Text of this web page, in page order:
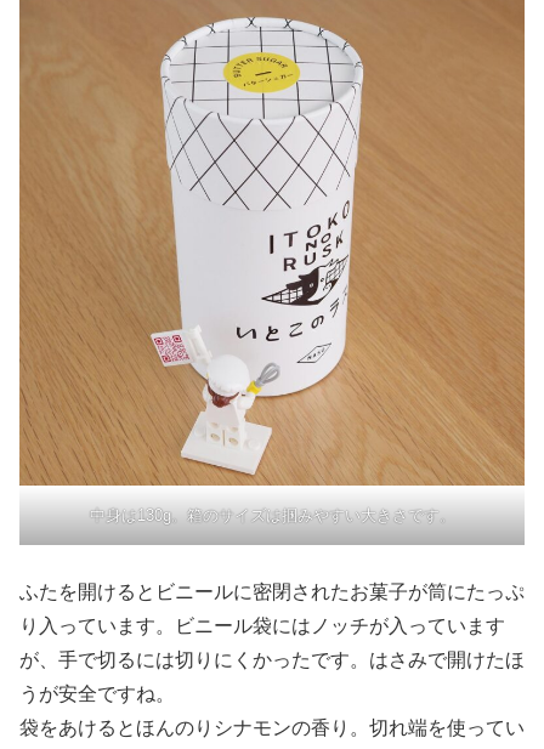
中身は130g。箱のサイズは掴みやすい大きさです。
ふたを開けるとビニールに密閉されたお菓子が筒にたっぷ
り入っています。ビニール袋にはノッチが入っています
が、手で切るには切りにくかったです。はさみで開けたほ
うが安全ですね。
袋をあけるとほんのりシナモンの香り。切れ端を使ってい